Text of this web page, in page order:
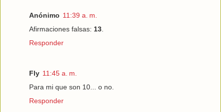
Anónimo 11:39 a. m.
Afirmaciones falsas: 13.
Responder
Fly 11:45 a. m.
Para mi que son 10... o no.
Responder